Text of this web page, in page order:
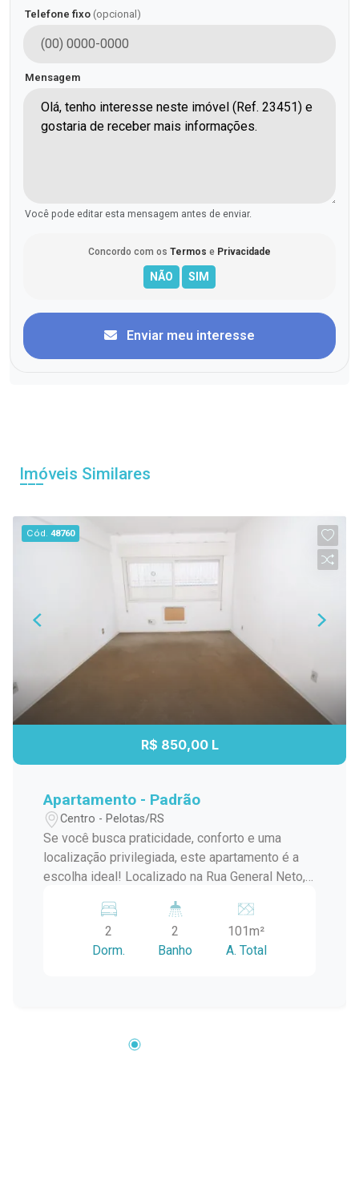
Telefone fixo (opcional)
Mensagem
Você pode editar esta mensagem antes de enviar.
Concordo com os Termos e Privacidade
Enviar meu interesse
Imóveis Similares
Cód.48760
R$ 850,00 L
Apartamento - Padrão
Centro - Pelotas/RS
Se você busca praticidade, conforto e uma
localização privilegiada, este apartamento é a
escolha ideal! Localizado na Rua General Neto,
Escola Infantil Espaço Crescer, o imóvel oferece
conveniência e fácil acesso a tudo que você
precisa no dia a dia. Características do imóvel: 2
vista. Área de serviço. Banheiro de apoio. Prédio
2
Dorm.
2
Banho
101m²
A. Total